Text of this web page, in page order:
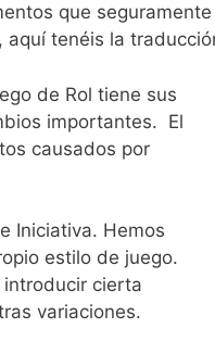
que seguramente
aquí tenéis la
de Rol tiene sus
importantes. El
causados por
Iniciativa. Hemos
estilo de juego.
introducir cierta
variaciones.